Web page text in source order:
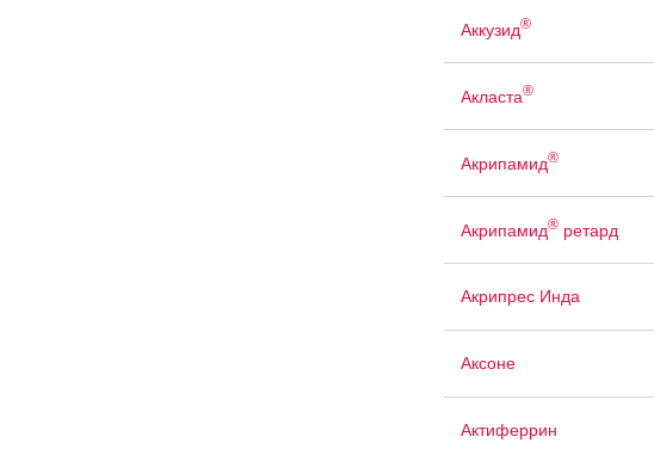
Аккузид®
Акласта®
Акрипамид®
Акрипамид®ретард
Акрипрес Инда
Аксоне
Актиферрин